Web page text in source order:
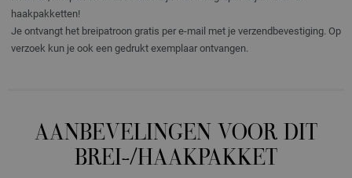
haakpakketten!
Je ontvangt het breipatroon gratis per e-mail met je verzendbevestiging. Op
verzoek kun je ook een gedrukt exemplaar ontvangen.
AANBEVELINGEN VOOR DIT
BREI-/HAAKPAKKET